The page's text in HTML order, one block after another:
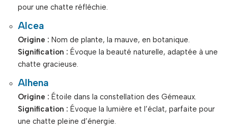
pour une chatte réfléchie.
Alcea
Origine : Nom de plante, la mauve, en botanique.
Signification : Évoque la beauté naturelle, adaptée à une
chatte gracieuse.
Alhena
Origine : Étoile dans la constellation des Gémeaux.
Signification : Évoque la lumière et l’éclat, parfaite pour
une chatte pleine d’énergie.